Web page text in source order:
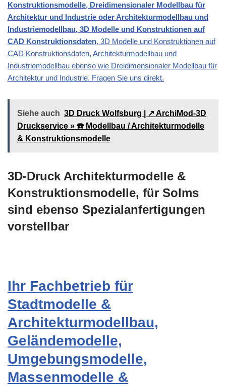
Konstruktionsmodelle, Dreidimensionaler Modellbau für
Architektur und Industrie oder Architekturmodellbau und
Industriemodellbau, 3D Modelle und Konstruktionen auf
CAD Konstruktionsdaten, 3D Modelle und Konstruktionen auf
CAD Konstruktionsdaten, Architekturmodellbau und
Industriemodellbau ebenso wie Dreidimensionaler Modellbau für
Architektur und Industrie. Fragen Sie uns direkt.
Siehe auch 3D Druck Wolfsburg | ↗️ ArchiMod-3D
Druckservice » ☎️ Modellbau / Architekturmodelle
& Konstruktionsmodelle
3D-Druck Architekturmodelle &
Konstruktionsmodelle, für Solms
sind ebenso Spezialanfertigungen
vorstellbar
Ihr Fachbetrieb für
Stadtmodelle &
Architekturmodellbau,
Geländemodelle,
Umgebungsmodelle,
Massenmodelle &